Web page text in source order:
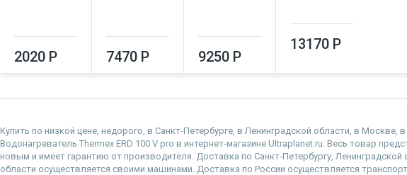
2020 Р 7470 Р 9250 Р
13170 Р
Купить по низкой цене, недорого, в Санкт-Петербурге, в Ленинградской области, в Москве,
Водонагреватель Thermex ERD 100 V pro в интернет-магазине Ultraplanet.ru. Весь товар
новым и имеет гарантию от производителя. Доставка по Санкт-Петербургу,
области осуществляется своими машинами. Доставка по России осуществляется